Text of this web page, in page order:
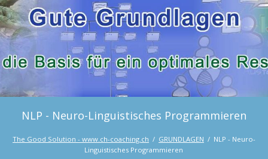
NLP - Neuro-Linguistisches Programmieren
The Good Solution - www.ch-coaching.ch GRUNDLAGEN
NLP - Neuro-
Linguistisches Programmieren